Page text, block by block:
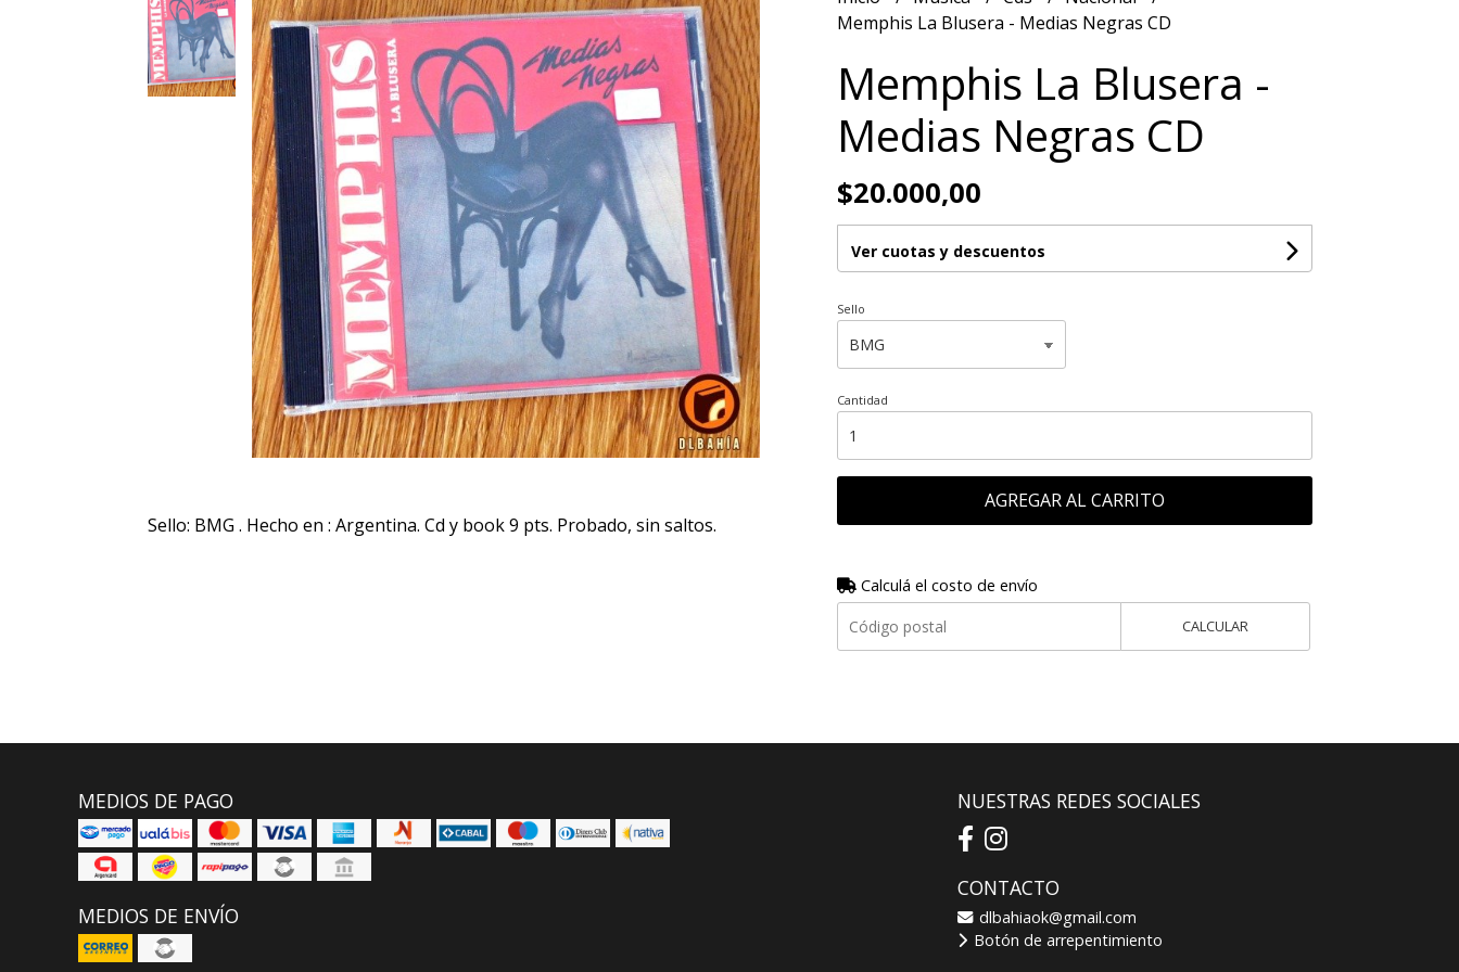
Sello: BMG . Hecho en : Argentina. Cd y book 9 pts. Probado, sin saltos.
Memphis La Blusera - Medias Negras CD
Memphis La Blusera -
Medias Negras CD
$20.000,00
Ver cuotas y descuentos
Sello
Cantidad
AGREGAR AL CARRITO
Calculá el costo de envío
CALCULAR
MEDIOS DE PAGO
MEDIOS DE ENVÍO
NUESTRAS REDES SOCIALES
CONTACTO
dlbahiaok@gmail.com
Botón de arrepentimiento